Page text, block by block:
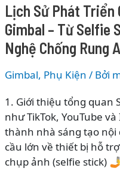
Máy
Chụp
Ảnh
Lấy
Liền
Từ
Polaroid
Đến
Kỷ
Nguyên
Lịch Sử Phát Triển
Gimbal – Từ Selfie
Nghệ Chống Rung
Gimbal, Phụ Kiện / Bởi
1. Giới thiệu tổng quan
như TikTok, YouTube
thành nhà sáng tạo
cầu lớn về thiết bị hỗ
chụp ảnh (selfie stick)